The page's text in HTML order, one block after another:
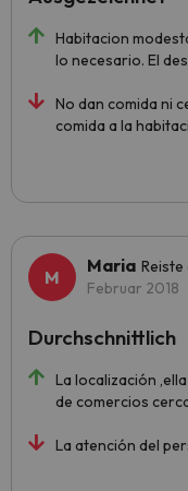
Habitacion
lo necesario. El
No dan comida ni
comida a la
Maria Reiste
Februar 2018
La localización
de comercios
La atención del
Durchschnittlich